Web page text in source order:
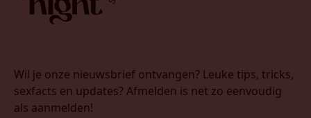
Wil je onze nieuwsbrief ontvangen? Leuke tips, tricks,
sexfacts en updates? Afmelden is net zo eenvoudig
als aanmelden!